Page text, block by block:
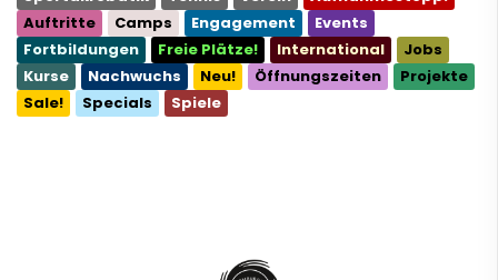
Auftritte
Camps Engagement
Events
Fortbildungen
Freie Plätze! International
Jobs
Kurse
Nachwuchs Neu! Öffnungszeiten
Projekte
Sale!
Specials Spiele